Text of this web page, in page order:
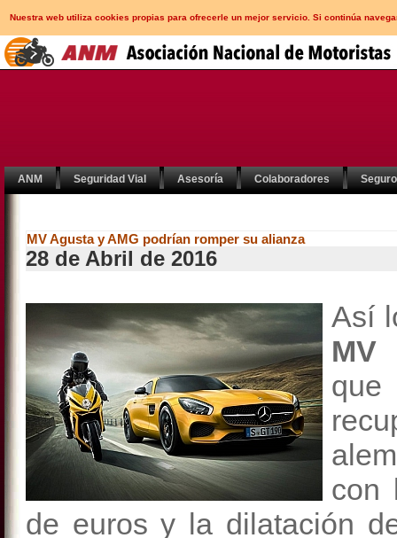
Nuestra web utiliza cookies propias para ofrecerle un mejor servicio. Si continúa
ANM Seguridad Vial Asesoría Colaboradores
MV Agusta y AMG podrían romper su alianza
28 de Abril de 2016
Así
MV
que
con
de euros y la dilatación